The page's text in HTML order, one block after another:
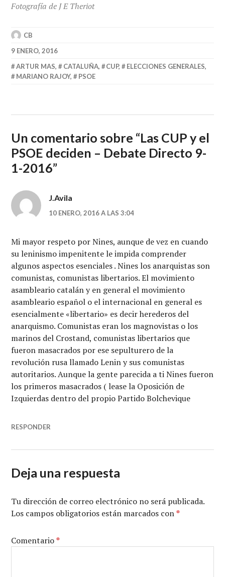
Fotografía de J E Theriot
CB
9 ENERO, 2016
ARTUR MAS, CATALUÑA, CUP, ELECCIONES GENERALES,
MARIANO RAJOY, PSOE
Un comentario sobre “Las CUP y el
PSOE deciden – Debate Directo 9-
1-2016”
J.Avila
10 ENERO, 2016 A LAS 3:04
Mi mayor respeto por Nines, aunque de vez en cuando
su leninismo impenitente le impida comprender
algunos aspectos esenciales . Nines los anarquistas son
comunistas, comunistas libertarios. El movimiento
asambleario catalán y en general el movimiento
asambleario español o el internacional en general es
esencialmente «libertario» es decir herederos del
anarquismo. Comunistas eran los magnovistas o los
marinos del Crostand, comunistas libertarios que
fueron masacrados por ese sepulturero de la
revolución rusa llamado Lenin y sus comunistas
autoritarios. Aunque la gente parecida a ti Nines fueron
los primeros masacrados ( lease la Oposición de
Izquierdas dentro del propio Partido Bolchevique
RESPONDER
Deja una respuesta
Tu dirección de correo electrónico no será publicada.
Los campos obligatorios están marcados con*
Comentario*